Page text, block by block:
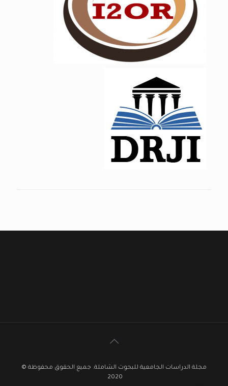
مجلة الدراسات الجامعية للبحوث الشاملة. جميع الحقوق محفوظة ©
2020